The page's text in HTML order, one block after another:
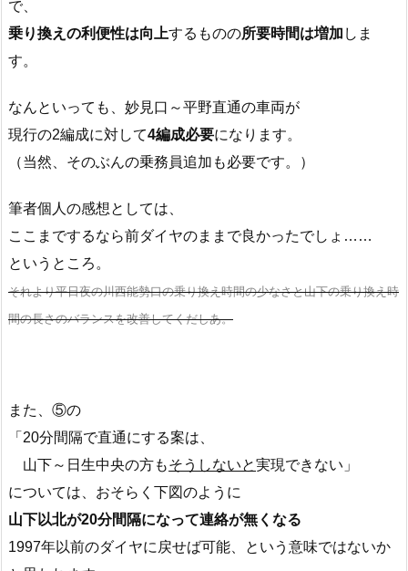
で、
乗り換えの利便性は向上するものの所要時間は増加 しま
す。
なんといっても、妙見口～平野直通の車両が
現行の2編成に対して4編成必要になります。
（当然、そのぶんの乗務員追加も必要です。）
筆者個人の感想としては、
ここまでするなら前ダイヤのままで良かったでしょ……
というところ。
それより平日夜の川西能勢口の乗り換え時間の少なさと山下の乗り換え時
間の長さのバランスを改善してくだしあ。
また、⑤の
「20分間隔で直通にする案は、
山下～日生中央の方もそうしないと実現できない」
については、おそらく下図のように
山下以北が20分間隔になって連絡が無くなる
1997年以前のダイヤに戻せば可能、という意味ではないか